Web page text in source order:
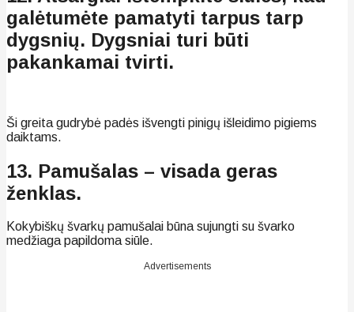
galėtumėte pamatyti tarpus tarp
dygsnių. Dygsniai turi būti
pakankamai tvirti.
Ši greita gudrybė padės išvengti pinigų išleidimo pigiems
daiktams.
13. Pamušalas – visada geras
ženklas.
Kokybiškų švarkų pamušalai būna sujungti su švarko
medžiaga papildoma siūle.
Advertisements